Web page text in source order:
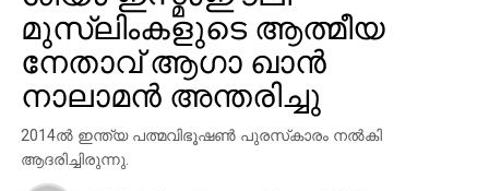
മുസ്‍ലിംകളുടെ ആത്മീയ
നേതാവ് ആഗാ ഖാൻ
നാലാമന്‍ അന്തരിച്ചു
2014ല്‍ ഇന്ത്യ പത്മവിഭൂഷണ്‍ പുരസ്‌കാരം നല്‍കി
ആദരിച്ചിരുന്നു.